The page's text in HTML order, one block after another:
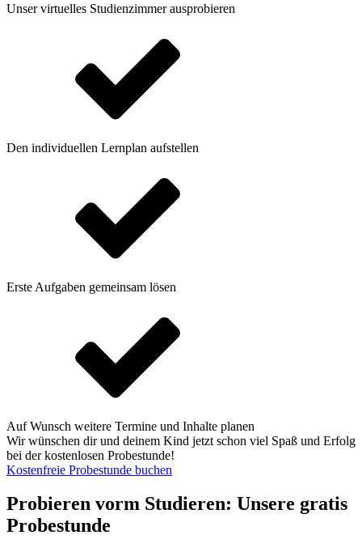
Unser virtuelles Studienzimmer ausprobieren
Den individuellen Lernplan aufstellen
Erste Aufgaben gemeinsam lösen
Auf Wunsch weitere Termine und Inhalte planen
Wir wünschen dir und deinem Kind jetzt schon viel Spaß und Erfolg
bei der kostenlosen Probestunde!
Kostenfreie Probestunde buchen
Probieren vorm Studieren: Unsere gratis
Probestunde